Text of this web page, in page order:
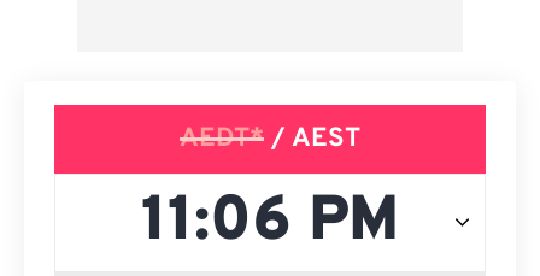
AEDT* / AEST